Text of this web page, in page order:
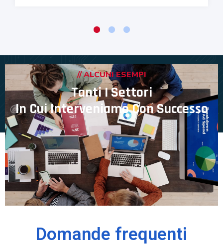
// ALCUNI ESEMPI
Tanti I Settori
In Cui Interveniamo Con Successo
Domande frequenti